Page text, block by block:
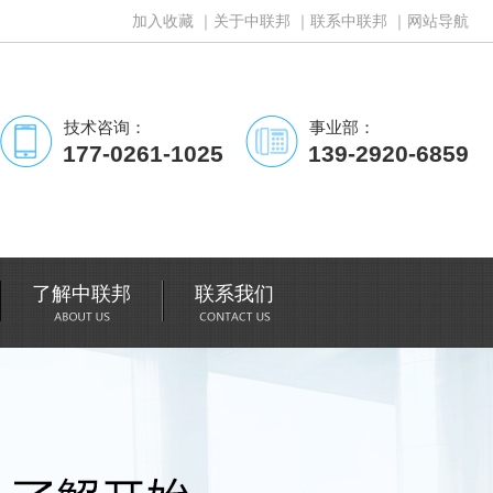
加入收藏 关于中联邦 联系中联邦 网站导航
技术咨询：
177-0261-1025
事业部：
139-2920-6859
了解中联邦 联系我们